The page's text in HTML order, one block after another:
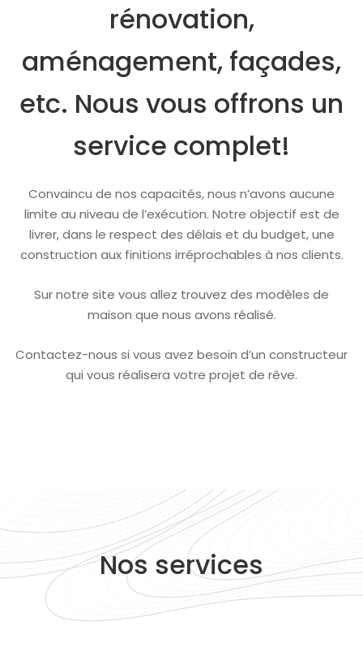
rénovation,
aménagement, façades,
etc. Nous vous offrons un
service complet!
Convaincu de nos capacités, nous n’avons aucune
limite au niveau de l’exécution. Notre objectif est de
livrer, dans le respect des délais et du budget, une
construction aux finitions irréprochables à nos clients.
Sur notre site vous allez trouvez des modèles de
maison que nous avons réalisé.
Contactez-nous si vous avez besoin d’un constructeur
qui vous réalisera votre projet de rêve.
Nos services